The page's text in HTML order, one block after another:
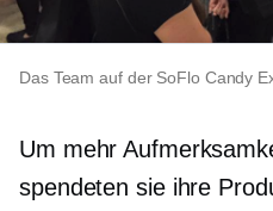
Das Team auf der SoFlo Candy
Um mehr
spendeten sie ihre